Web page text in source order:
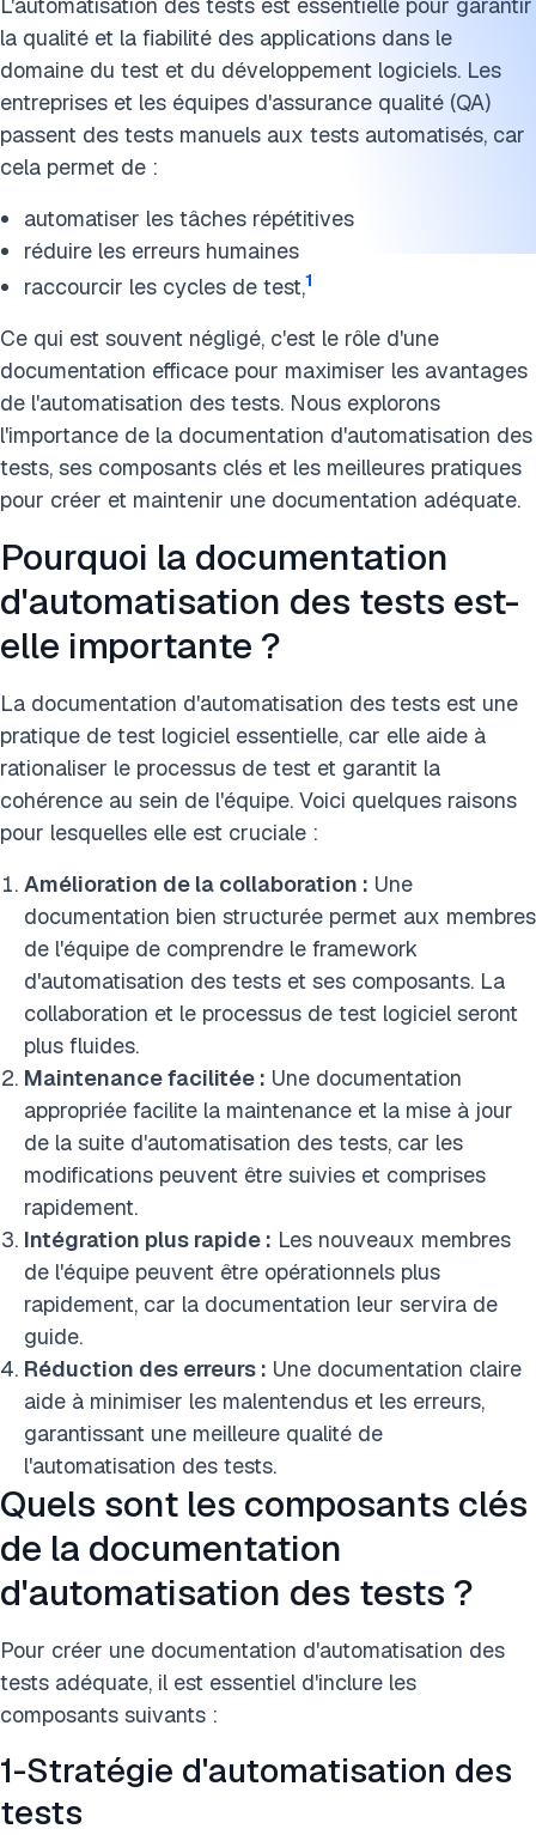
la qualité et la fiabilité des applications dans le
domaine du test et du développement logiciels. Les
entreprises et les équipes d'assurance qualité (QA)
passent des tests manuels aux tests automatisés, car
cela permet de :
automatiser les tâches répétitives
réduire les erreurs humaines
raccourcir les cycles de test,1
Ce qui est souvent négligé, c'est le rôle d'une
documentation efficace pour maximiser les avantages
de l'automatisation des tests. Nous explorons
l'importance de la documentation d'automatisation des
tests, ses composants clés et les meilleures pratiques
pour créer et maintenir une documentation adéquate.
Pourquoi la documentation
d'automatisation des tests est-
elle importante ?
La documentation d'automatisation des tests est une
pratique de test logiciel essentielle, car elle aide à
rationaliser le processus de test et garantit la
cohérence au sein de l'équipe. Voici quelques raisons
pour lesquelles elle est cruciale :
Amélioration de la collaboration : Une
documentation bien structurée permet aux membres
de l'équipe de comprendre le framework
d'automatisation des tests et ses composants. La
collaboration et le processus de test logiciel seront
plus fluides.
Maintenance facilitée : Une documentation
appropriée facilite la maintenance et la mise à jour
de la suite d'automatisation des tests, car les
modifications peuvent être suivies et comprises
rapidement.
Intégration plus rapide : Les nouveaux membres
de l'équipe peuvent être opérationnels plus
rapidement, car la documentation leur servira de
guide.
Réduction des erreurs : Une documentation claire
aide à minimiser les malentendus et les erreurs,
garantissant une meilleure qualité de
l'automatisation des tests.
Quels sont les composants clés
de la documentation
d'automatisation des tests ?
Pour créer une documentation d'automatisation des
tests adéquate, il est essentiel d'inclure les
composants suivants :
1-Stratégie d'automatisation des
tests